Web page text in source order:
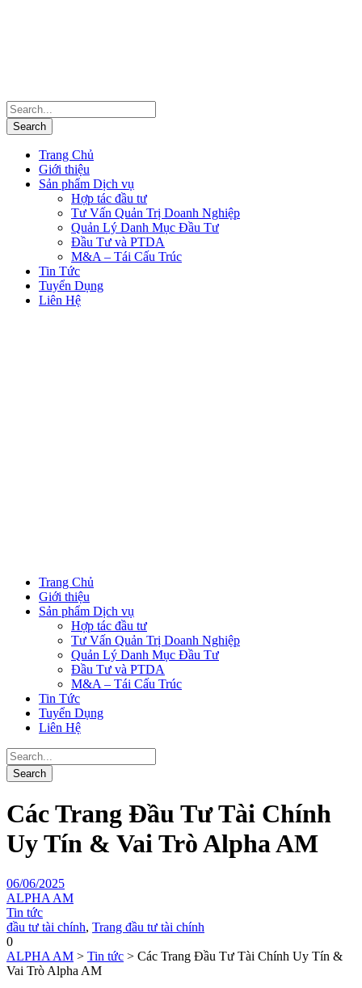
Trang Chủ
Giới thiệu
Sản phẩm Dịch vụ
Hợp tác đầu tư
Tư Vấn Quản Trị Doanh Nghiệp
Quản Lý Danh Mục Đầu Tư
Đầu Tư và PTDA
M&A – Tái Cấu Trúc
Tin Tức
Tuyển Dụng
Liên Hệ
Trang Chủ
Giới thiệu
Sản phẩm Dịch vụ
Hợp tác đầu tư
Tư Vấn Quản Trị Doanh Nghiệp
Quản Lý Danh Mục Đầu Tư
Đầu Tư và PTDA
M&A – Tái Cấu Trúc
Tin Tức
Tuyển Dụng
Liên Hệ
Các Trang Đầu Tư Tài Chính
Uy Tín & Vai Trò Alpha AM
06/06/2025
ALPHA AM
Tin tức
đầu tư tài chính, Trang đầu tư tài chính
0
ALPHA AM > Tin tức > Các Trang Đầu Tư Tài Chính Uy Tín &
Vai Trò Alpha AM